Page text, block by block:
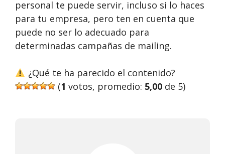
personal te puede servir, incluso si lo haces
para tu empresa, pero ten en cuenta que
puede no ser lo adecuado para
determinadas campañas de mailing.
¿Qué te ha parecido el contenido?
(1 votos, promedio: 5,00 de 5)